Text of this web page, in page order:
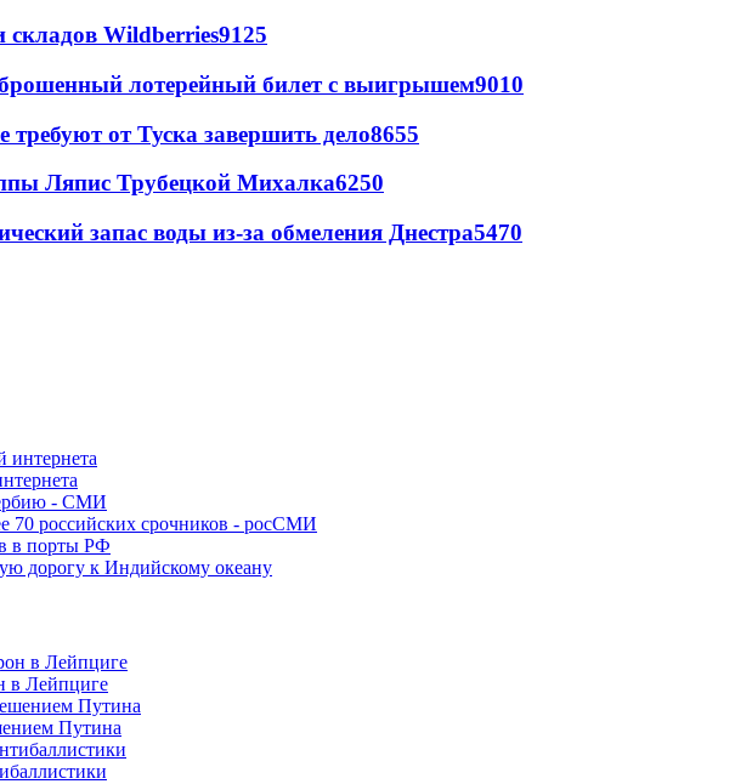
складов Wildberries9125
лотерейный билет с выигрышем9010
от Туска завершить дело8655
Ляпис Трубецкой Михалка6250
запас воды из-за обмеления Днестра5470
- СМИ
70 российских срочников - росСМИ
в порты РФ
дорогу к Индийскому океану
в Лейпциге
Путина